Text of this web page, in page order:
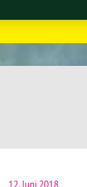
12. Juni 2018